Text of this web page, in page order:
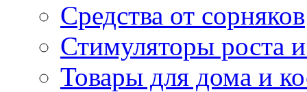
Средства от сорняков
Стимуляторы роста и
Товары для дома и